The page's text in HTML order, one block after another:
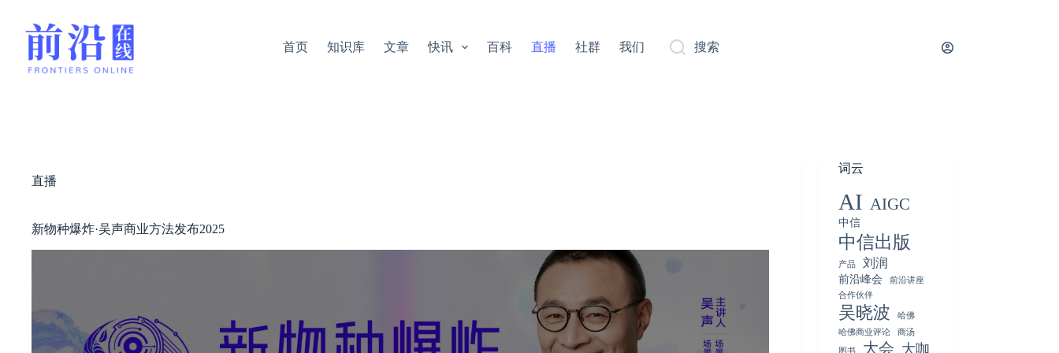
首页 知识库 文章 快讯 百科 直播 社群 我们 搜索
直播
新物种爆炸·吴声商业方法发布2025
词云
AI AIGC
中信
中信出版
产品 刘润
前沿峰会
前沿讲座
合作伙伴
吴晓波
哈佛
哈佛商业评论
商汤
图书 大会 大咖